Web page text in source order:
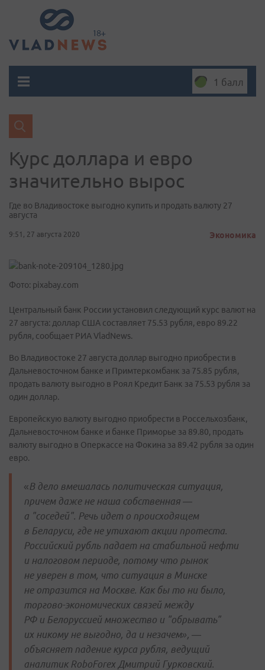
1 балл
Курс доллара и евро
значительно вырос
Где во Владивостоке выгодно купить и продать валюту 27
августа
9:51, 27 августа 2020 Экономика
Фото: pixabay.com
Центральный банк России установил следующий курс валют на
27 августа: доллар США составляет 75.53 рубля, евро 89.22
рубля, сообщает РИА VladNews.
Во Владивостоке 27 августа доллар выгодно приобрести в
Дальневосточном банке и Примтеркомбанк за 75.85 рубля,
продать валюту выгодно в Роял Кредит Банк за 75.53 рубля за
один доллар.
Европейскую валюту выгодно приобрести в Россельхозбанк,
Дальневосточном банке и банке Приморье за 89.80, продать
валюту выгодно в Оперкассе на Фокина за 89.42 рубля за один
евро.
«В дело вмешалась политическая ситуация,
причем даже не наша собственная —
а "соседей". Речь идет о происходящем
в Беларуси, где не утихают акции протеста.
Российский рубль падает на стабильной нефти
и налоговом периоде, потому что рынок
не уверен в том, что ситуация в Минске
не отразится на Москве. Как бы то ни было,
торгово-экономических связей между
РФ и Белоруссией множество и "обрывать"
их никому не выгодно, да и незачем», —
объясняет падение курса рубля, ведущий
аналитик RoboForex Дмитрий Гурковский.